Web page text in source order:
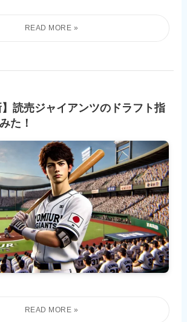
】読売ジャイアンツのドラフト指
た！